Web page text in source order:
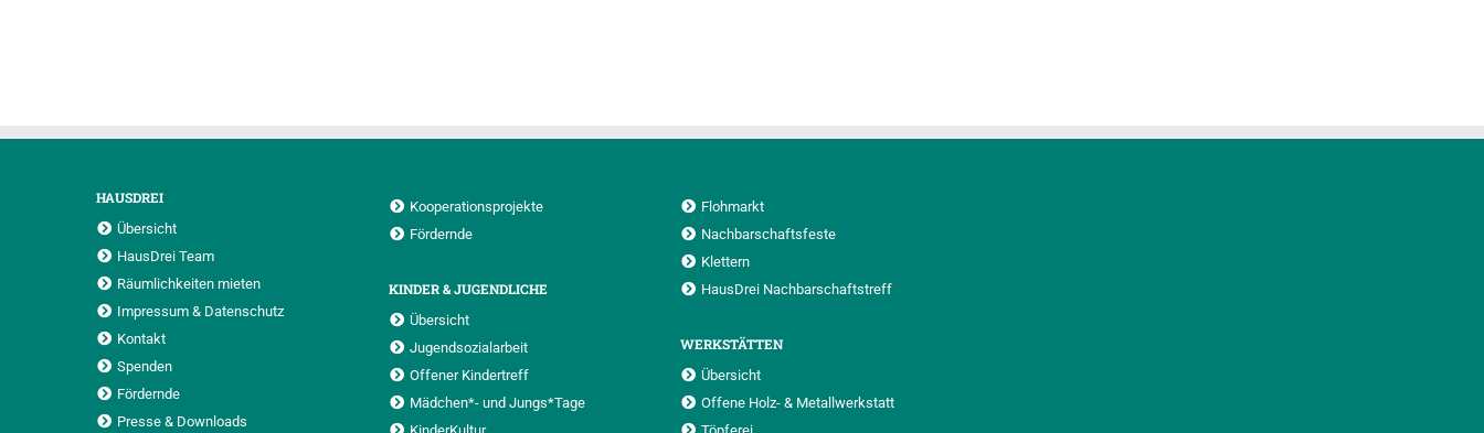
HAUSDREI
Übersicht
HausDrei Team
Räumlichkeiten mieten
Impressum & Datenschutz
Kontakt
Spenden
Fördernde
Presse & Downloads
Kooperationsprojekte
Fördernde
KINDER & JUGENDLICHE
Übersicht
Jugendsozialarbeit
Offener Kindertreff
Mädchen*- und Jungs*Tage
Flohmarkt
Nachbarschaftsfeste
Klettern
HausDrei Nachbarschaftstreff
WERKSTÄTTEN
Übersicht
Offene Holz- & Metallwerkstatt